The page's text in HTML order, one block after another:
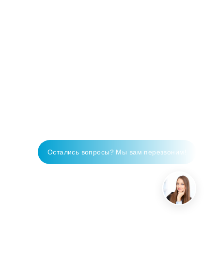
Остались вопросы? Мы вам перезвоним!